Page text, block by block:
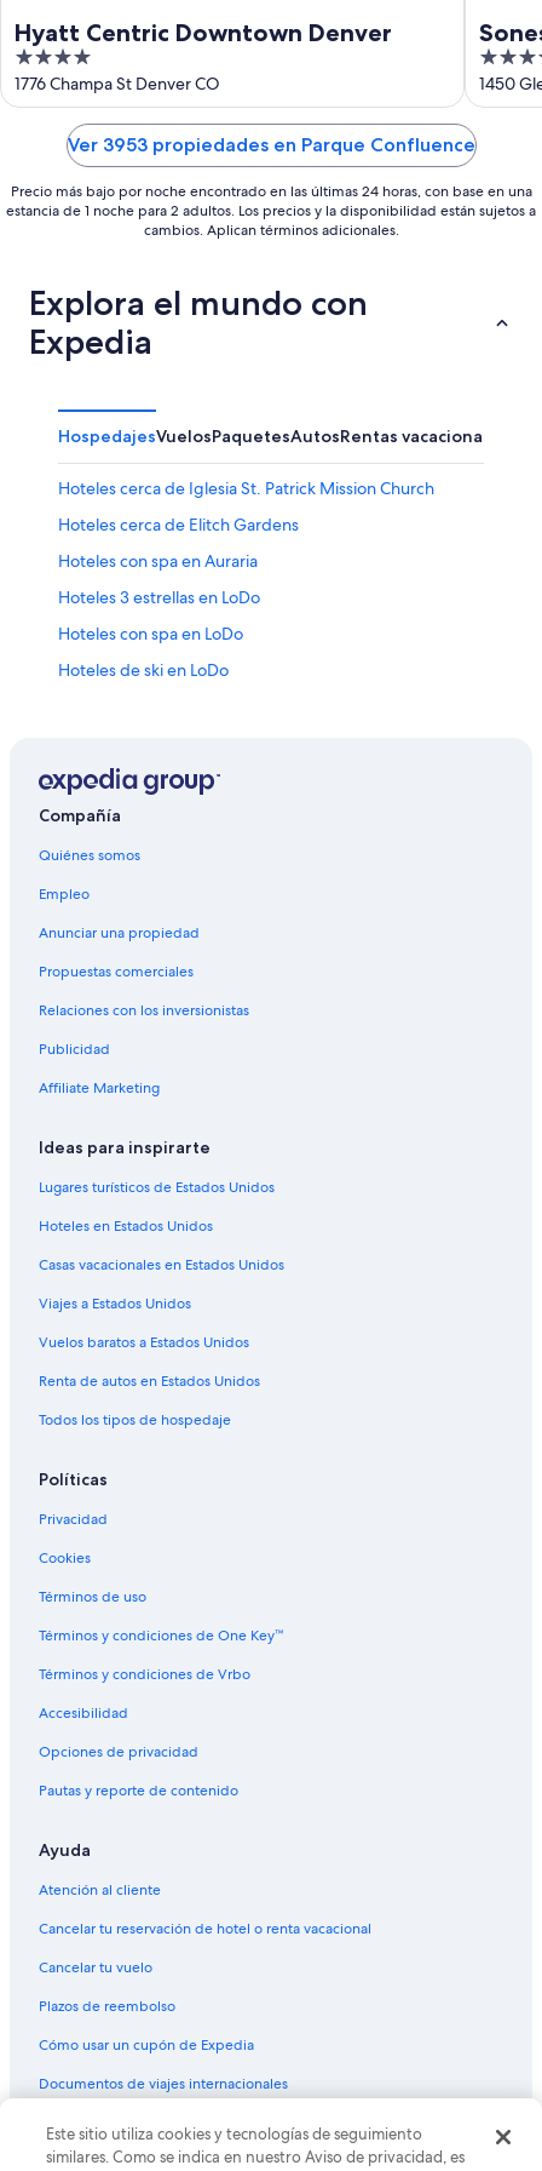
Hyatt Centric Downtown Denver
4
out
of
1776 Champa St Denver CO
4
out
of
1450
Ver 3953 propiedades en Parque Confluence
Precio más bajo por noche encontrado en las últimas 24 horas, con base en una
estancia de 1 noche para 2 adultos. Los precios y la disponibilidad están sujetos a
cambios. Aplican términos adicionales.
Explora el mundo con
Expedia
HospedajesVuelosPaquetesAutosRentas vacacionales
Hoteles cerca de Iglesia St. Patrick Mission Church
Hoteles cerca de Elitch Gardens
Hoteles con spa en Auraria
Hoteles 3 estrellas en LoDo
Hoteles con spa en LoDo
Hoteles de ski en LoDo
Hoteles con restaurante en LoDo
Hoteles en LoDo
Hoteles cerca de Estación de tren Union de Denver
Hoteles cerca de Parque Commons
Hoteles cerca de Estadio Ball Arena
Hoteles en Centro de Denver
Apartamentos en Estación de tren Pepsi Center-Elitch
Gardens
Hostales en Estación de tren Pepsi Center-Elitch
Gardens
Hoteles cerca de Estación de tren Pepsi Center-Elitch
Gardens
Hoteles cerca de Edificio Union Station
Hoteles cerca de Coors Field
Cabañas en Denver
Hoteles en la playa en Denver
Hoteles románticos en Denver
Hoteles baratos en Denver
Hoteles con desayuno incluido en Denver
Hoteles con área de juegos en Denver
Hoteles con hidromasaje en Denver
Hoteles con vista en Denver
Hoteles de La Quinta Inn & Suites en Denver
Hoteles de Motel 6 en Denver
Hoteles en Denver
Moteles en Denver
Hoteles con bar en Jefferson Park
Hoteles de La Quinta Inn & Suites en Jefferson Park
Hoteles cerca de 16th Street Mall
Compañía
Quiénes somos
Empleo
Anunciar una propiedad
Propuestas comerciales
Relaciones con los inversionistas
Publicidad
Affiliate Marketing
Ideas para inspirarte
Lugares turísticos de Estados Unidos
Hoteles en Estados Unidos
Casas vacacionales en Estados Unidos
Viajes a Estados Unidos
Vuelos baratos a Estados Unidos
Renta de autos en Estados Unidos
Todos los tipos de hospedaje
Políticas
Privacidad
Cookies
Términos de uso
Términos y condiciones de One Key™
Términos y condiciones de Vrbo
Accesibilidad
Opciones de privacidad
Pautas y reporte de contenido
Ayuda
Atención al cliente
Cancelar tu reservación de hotel o renta vacacional
Cancelar tu vuelo
Plazos de reembolso
Cómo usar un cupón de Expedia
Documentos de viajes internacionales
© 2026 Expedia, Inc., una empresa de Expedia Group. Todos los
derechos reservados. Expedia y el logo de Expedia son marcas
Este sitio utiliza cookies y tecnologías de seguimiento
similares. Como se indica en nuestro Aviso de privacidad, es